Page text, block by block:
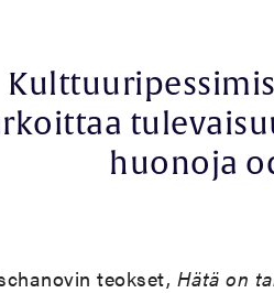
huonoja
teokset, Hätä on